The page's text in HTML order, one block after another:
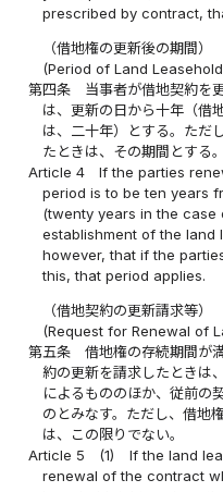
prescribed by contract,
（借地権の更新後の期間）
(Period of Land
第四条
当事者が借地契約を
は、更新の日から十年（借
は、二十年）とする。ただ
たときは、その期間とする。
Article 4
If the parties
period is to be ten years
(twenty years in the
establishment of the land
however, that if the
this, that period applies.
（借地契約の更新請求等）
(Request for Renewal of
第五条
借地権の存続期間が
約の更新を請求したときは
によるもののほか、従前の
のとみなす。ただし、借地
は、この限りでない。
Article 5
(1)
If the land
renewal of the contract